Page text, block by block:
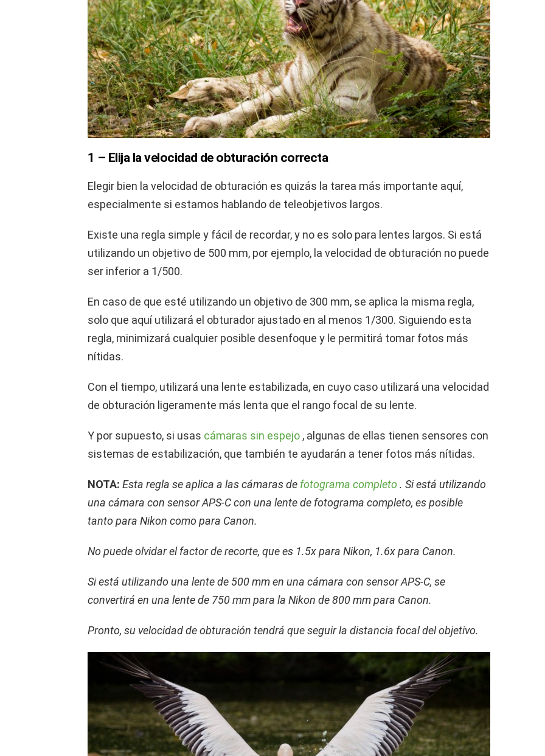
1 – Elija la velocidad de obturación correcta
Elegir bien la velocidad de obturación es quizás la tarea más importante aquí,
especialmente si estamos hablando de teleobjetivos largos.
Existe una regla simple y fácil de recordar, y no es solo para lentes largos. Si está
utilizando un objetivo de 500 mm, por ejemplo, la velocidad de obturación no puede
ser inferior a 1/500.
En caso de que esté utilizando un objetivo de 300 mm, se aplica la misma regla,
solo que aquí utilizará el obturador ajustado en al menos 1/300. Siguiendo esta
regla, minimizará cualquier posible desenfoque y le permitirá tomar fotos más
nítidas.
Con el tiempo, utilizará una lente estabilizada, en cuyo caso utilizará una velocidad
de obturación ligeramente más lenta que el rango focal de su lente.
Y por supuesto, si usas cámaras sin espejo , algunas de ellas tienen sensores con
sistemas de estabilización, que también te ayudarán a tener fotos más nítidas.
NOTA: Esta regla se aplica a las cámaras de fotograma completo . Si está utilizando
una cámara con sensor APS-C con una lente de fotograma completo, es posible
tanto para Nikon como para Canon.
No puede olvidar el factor de recorte, que es 1.5x para Nikon, 1.6x para Canon.
Si está utilizando una lente de 500 mm en una cámara con sensor APS-C, se
convertirá en una lente de 750 mm para la Nikon de 800 mm para Canon.
Pronto, su velocidad de obturación tendrá que seguir la distancia focal del objetivo.